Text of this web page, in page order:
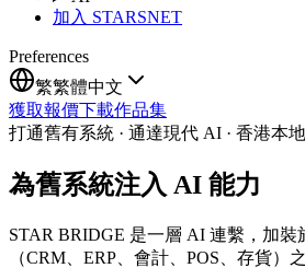
加入 STARSNET
Preferences
繁繁體中文
獲取報價下載作品集
打通舊有系統 · 通達現代 AI · 香港本
為舊系統注入 AI 能力
STAR BRIDGE 是一層 AI 連繫，加裝
（CRM、ERP、會計、POS、存貨）